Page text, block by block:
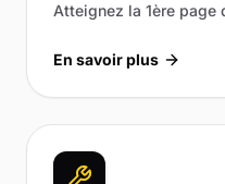
Atteignez la 1ère page
En savoir plus